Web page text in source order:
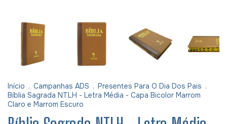
Início . Campanhas ADS . Presentes Para O Dia Dos Pais .
Bíblia Sagrada NTLH - Letra Média - Capa Bicolor Marrom
Claro e Marrom Escuro